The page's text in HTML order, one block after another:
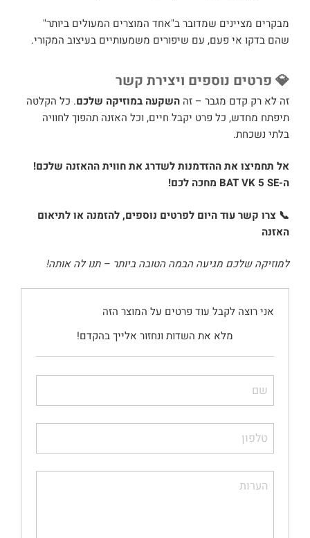
מבקרים מציינים שמדובר ב"אחד המוצרים המעולים ביותר"
שהם בדקו אי פעם, עם שיפורים משמעותיים בעיצוב המקורי.
💎 פרטים נוספים ויצירת קשר
זה לא רק קדם מגבר – זה השקעה במוזיקה שלכם. כל הקלטה
תיפתח מחדש, כל פרט יקבל חיים, וכל האזנה תהפוך לחוויה
בלתי נשכחת.
אל תחמיצו את ההזדמנות לשדרג את חווית ההאזנה שלכם!
ה-BAT VK 5 SE מחכה לכם!
📞 צרו קשר עוד היום לפרטים נוספים, להזמנה או לתיאום
האזנה
למוזיקה שלכם מגיעה הבמה הטובה ביותר – תנו לה אותה!
אני רוצה לקבל עוד פרטים על המוצר הזה
מלא את השדות ונחזור אלייך בהקדם!